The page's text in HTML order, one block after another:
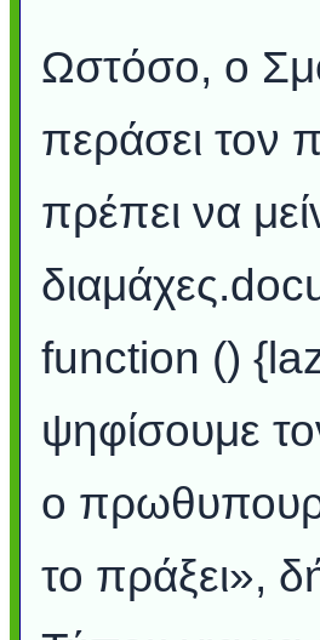
Ωστόσο, ο
περάσει τον
πρέπει να
function ()
ψηφίσουμε
ο
το πράξει»,